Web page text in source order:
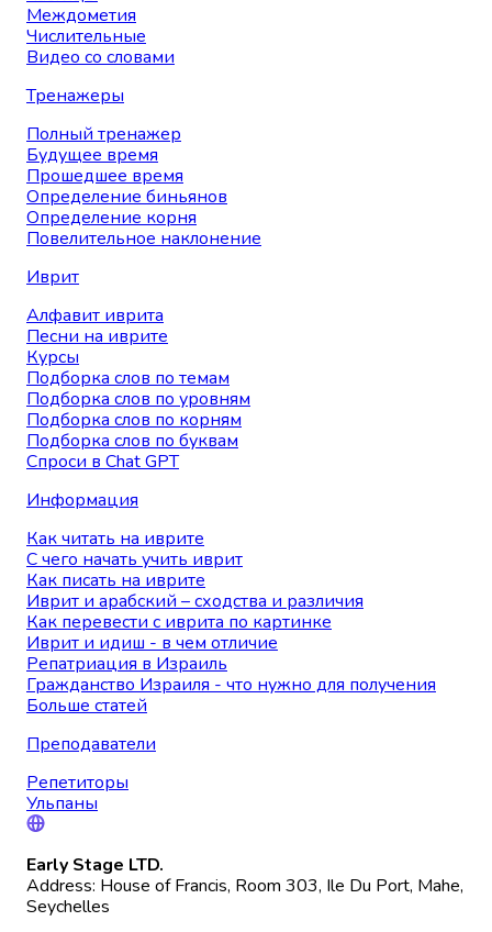
Междометия
Числительные
Видео со словами
Тренажеры
Полный тренажер
Будущее время
Прошедшее время
Определение биньянов
Определение корня
Повелительное наклонение
Иврит
Алфавит иврита
Песни на иврите
Курсы
Подборка слов по темам
Подборка слов по уровням
Подборка слов по корням
Подборка слов по буквам
Спроси в Chat GPT
Информация
Как читать на иврите
С чего начать учить иврит
Как писать на иврите
Иврит и арабский – сходства и различия
Как перевести с иврита по картинке
Иврит и идиш - в чем отличие
Репатриация в Израиль
Гражданство Израиля - что нужно для получения
Больше статей
Преподаватели
Репетиторы
Ульпаны
Early Stage LTD.
Address: House of Francis, Room 303, Ile Du Port, Mahe,
Seychelles